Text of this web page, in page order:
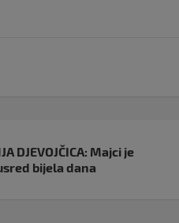
DJEVOJČICA: Majci je
bijela dana